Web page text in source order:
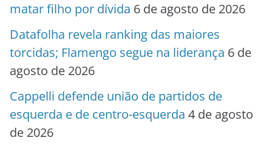
matar filho por dívida 6 de agosto de 2026
Datafolha revela ranking das maiores
torcidas; Flamengo segue na liderança 6 de
agosto de 2026
Cappelli defende união de partidos de
esquerda e de centro-esquerda 4 de agosto
de 2026